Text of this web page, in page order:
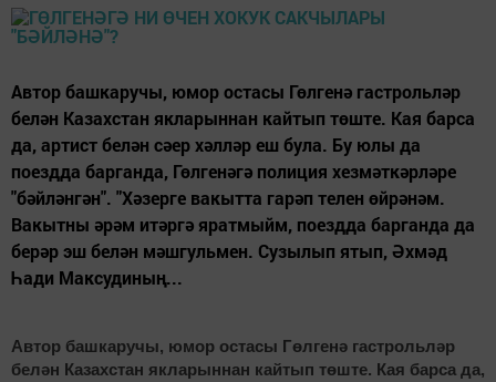
Автор башкаручы, юмор остасы Гөлгенә гастрольләр
белән Казахстан якларыннан кайтып төште. Кая барса
да, артист белән сәер хәлләр еш була. Бу юлы да
поездда барганда, Гөлгенәгә полиция хезмәткәрләре
"бәйләнгән". "Хәзерге вакытта гарәп телен өйрәнәм.
Вакытны әрәм итәргә яратмыйм, поездда барганда да
берәр эш белән мәшгульмен. Сузылып ятып, Әхмәд
Һади Максудиның...
Автор башкаручы, юмор остасы Гөлгенә гастрольләр
белән Казахстан якларыннан кайтып төште. Кая барса да,